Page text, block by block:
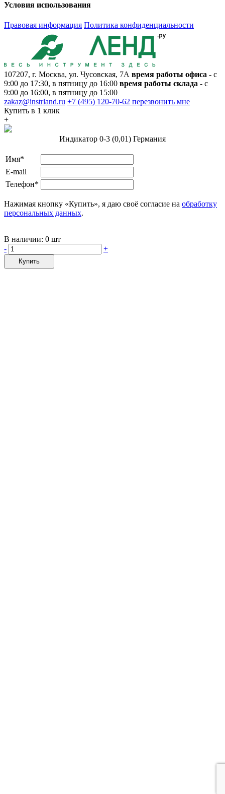
Условия использования
Правовая информация Политика конфиденциальности
107207, г. Москва, ул. Чусовская, 7А время работы офиса - с
9:00 до 17:30, в пятницу до 16:00 время работы склада - с
9:00 до 16:00, в пятницу до 15:00
zakaz@instrland.ru +7 (495) 120-70-62 перезвонить мне
Купить в 1 клик
+
Индикатор 0-3 (0,01) Германия
Имя*
E-mail
Телефон*
Нажимая кнопку «Купить», я даю своё согласие на обработку
персональных данных.
В наличии: 0 шт
-
+
Купить